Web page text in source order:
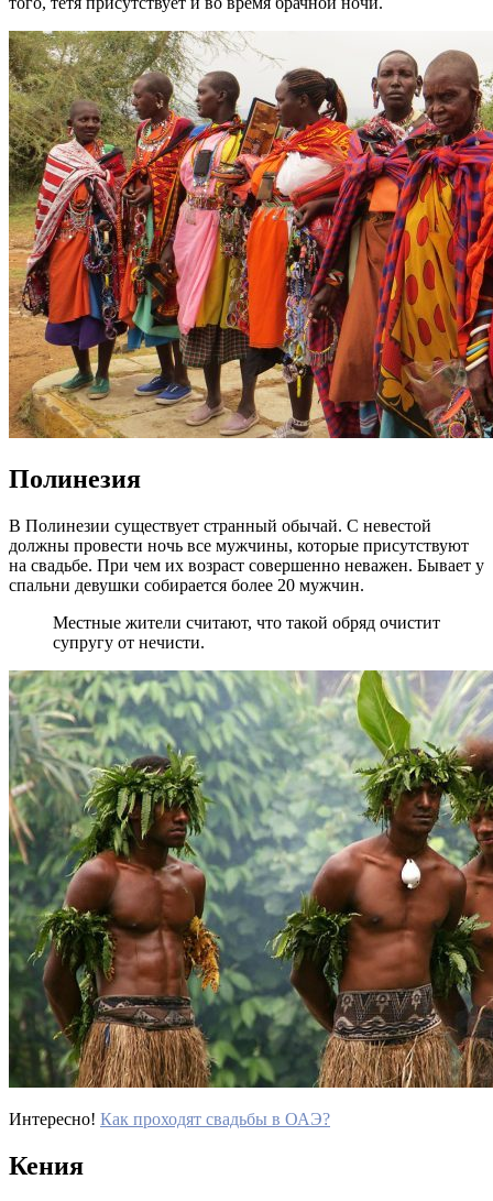
Полинезия
В Полинезии существует странный обычай. С невестой
должны провести ночь все мужчины, которые присутствуют
на свадьбе. При чем их возраст совершенно неважен. Бывает у
спальни девушки собирается более 20 мужчин.
Местные жители считают, что такой обряд очистит
супругу от нечисти.
Интересно! Как проходят свадьбы в ОАЭ?
Кения